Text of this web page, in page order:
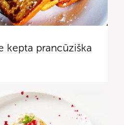
kepta prancūziška